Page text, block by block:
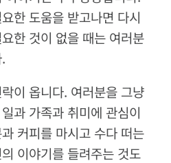
한 도움을 받고나면 다시
한 것이 없을 때는 여러분
.
이 옵니다. 여러분을 그냥
과 가족과 취미에 관심이
커피를 마시고 수다 떠는
이야기를 들려주는 것도